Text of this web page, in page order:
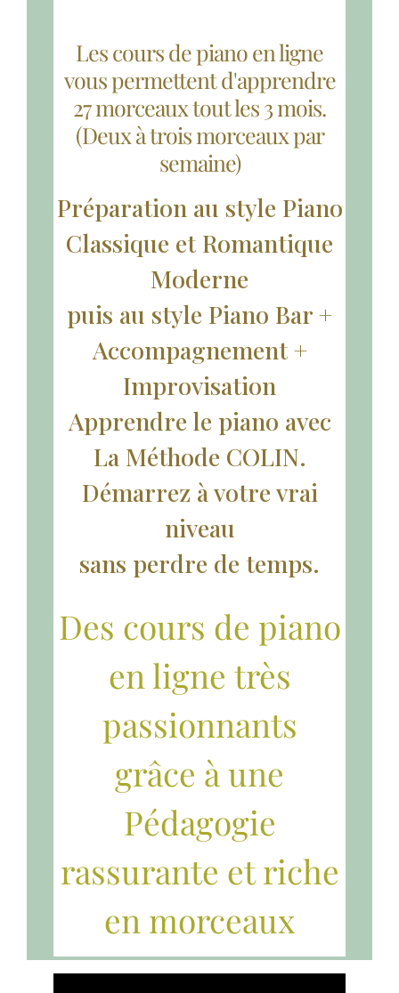
Les cours de piano en ligne
vous permettent d'apprendre
27 morceaux tout les 3 mois.
(Deux à trois morceaux par
semaine)
Préparation au style Piano
Classique et Romantique
Moderne
puis au style Piano Bar +
Accompagnement +
Improvisation
Apprendre le piano avec
La Méthode COLIN.
Démarrez à votre vrai
niveau
sans perdre de temps.
Des cours de piano
en ligne très
passionnants
grâce à une
Pédagogie
rassurante et riche
en morceaux